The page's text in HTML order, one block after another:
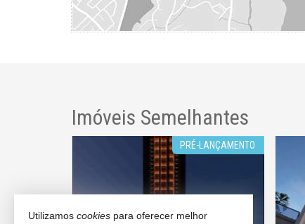
Imóveis Semelhantes
PRÉ-LANÇAMENTO
Utilizamos cookies para oferecer melhor